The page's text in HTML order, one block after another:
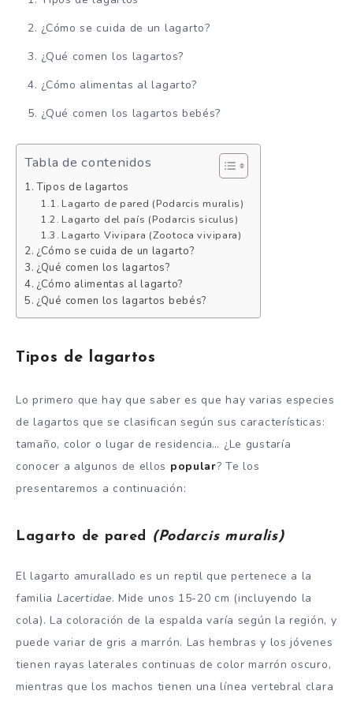
¿Cómo se cuida de un lagarto?
¿Qué comen los lagartos?
¿Cómo alimentas al lagarto?
¿Qué comen los lagartos bebés?
Tabla de contenidos
Tipos de lagartos
Lagarto de pared (Podarcis muralis)
Lagarto del país (Podarcis siculus)
Lagarto Vivipara (Zootoca vivipara)
¿Cómo se cuida de un lagarto?
¿Qué comen los lagartos?
¿Cómo alimentas al lagarto?
¿Qué comen los lagartos bebés?
Tipos de lagartos
Lo primero que hay que saber es que hay varias especies
de lagartos que se clasifican según sus características:
tamaño, color o lugar de residencia… ¿Le gustaría
conocer a algunos de ellos popular? Te los
presentaremos a continuación:
Lagarto de pared (Podarcis muralis)
El lagarto amurallado es un reptil que pertenece a la
familia Lacertidae. Mide unos 15-20 cm (incluyendo la
cola). La coloración de la espalda varía según la región, y
puede variar de gris a marrón. Las hembras y los jóvenes
tienen rayas laterales continuas de color marrón oscuro,
mientras que los machos tienen una línea vertebral clara